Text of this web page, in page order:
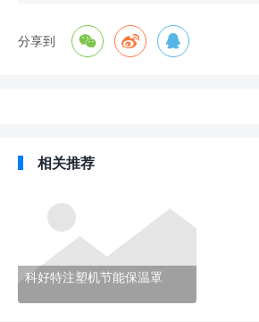
分享到
相关推荐
科好特注塑机节能保温罩